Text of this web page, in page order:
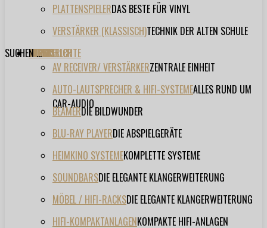
PLATTENSPIELERDAS BESTE FÜR VINYL
VERSTÄRKER (KLASSISCH)TECHNIK DER ALTEN SCHULE
TESTBERICHTE
AV RECEIVER/ VERSTÄRKERZENTRALE EINHEIT
AUTO-LAUTSPRECHER & HIFI-SYSTEMEALLES RUND UM
CAR-AUDIO
BEAMERDIE BILDWUNDER
BLU-RAY PLAYERDIE ABSPIELGERÄTE
HEIMKINO SYSTEMEKOMPLETTE SYSTEME
SOUNDBARSDIE ELEGANTE KLANGERWEITERUNG
MÖBEL / HIFI-RACKSDIE ELEGANTE KLANGERWEITERUNG
HIFI-KOMPAKTANLAGENKOMPAKTE HIFI-ANLAGEN
FORUM
FILME
VIDEOS
HERSTELLER
EVENT
SUCHEN ...